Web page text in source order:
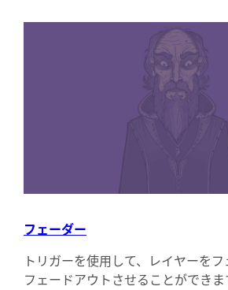
フェーダー
トリガーを使用して、レイヤーを
フェードアウトさせることができま